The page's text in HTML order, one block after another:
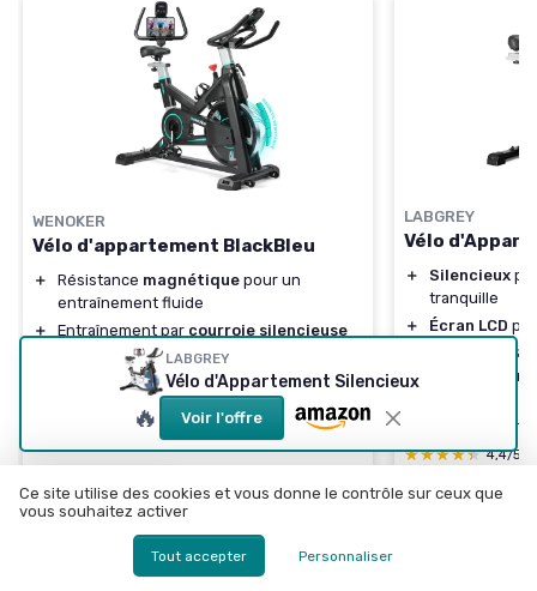
WENOKER
Vélo d'appartement BlackBleu
＋ Résistance magnétique pour un
entraînement fluide
＋
Entraînement par courroie silencieuse
Volant d'inertielourdpour une bonne
Coussin de siège confortable
—
Voir l'offre
LABGREY
Vélo
＋ Silencieux
tranquille
＋
Écran LCD
Guidon et
confort
★★★★★
★★★★★ 4,4/5
LABGREY
Vélo d'Appartement Silencieux
🔥 Voir l'offre
Ce site utilise des cookies et vous donne le contrôle sur ceux que
vous souhaitez activer
Tout accepter Personnaliser